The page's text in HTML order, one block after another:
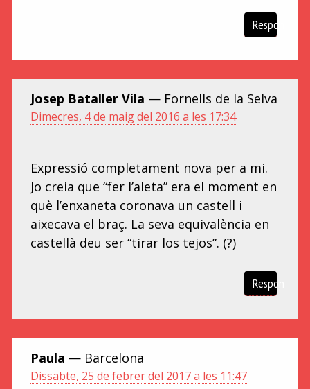
Respon
Josep Bataller Vila — Fornells de la Selva
Dimecres, 4 de maig del 2016 a les 17:34
Expressió completament nova per a mi.
Jo creia que “fer l’aleta” era el moment en
què l’enxaneta coronava un castell i
aixecava el braç. La seva equivalència en
castellà deu ser “tirar los tejos”. (?)
Respon
Paula — Barcelona
Dissabte, 25 de febrer del 2017 a les 11:47